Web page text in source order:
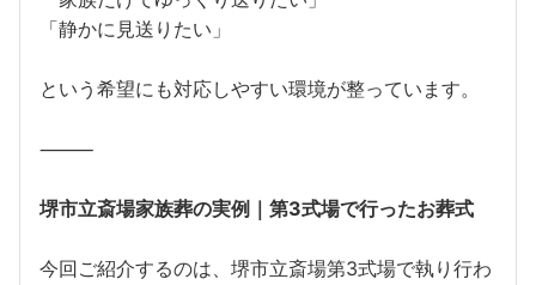
「静かに見送りたい」
という希望にも対応しやすい環境が整っています。
⸻
堺市立斎場家族葬の実例｜第3式場で行ったお葬式
今回ご紹介するのは、堺市立斎場第3式場で執り行わ